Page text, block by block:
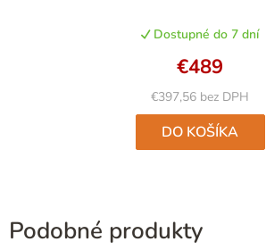
je
5,0
z
5
hviezdičiek.
Dostupné do 7 dní
€397,56 bez DPH
€489
DO KOŠÍKA
Podobné produkty